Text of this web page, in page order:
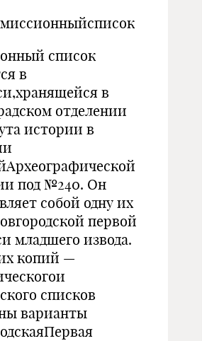
список
в
в
отделении
истории в
под №240. Он
собой одну их
первой
младшего извода.
копий —
списков
варианты